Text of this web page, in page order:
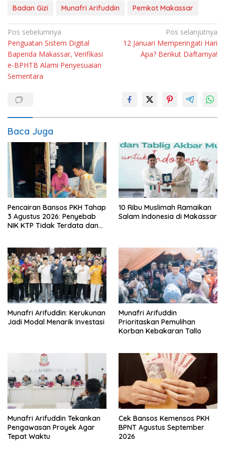
Badan Gizi Munafri Arifuddin Pemkot Makassar
Navigasi
pos
Pos sebelumnya
Penguatan Sistem Digital
Bapenda Makassar, Verifikasi
e-BPHTB Alami Penyesuaian
Sementara
Pos selanjutnya
12 Januari Memperingati Hari
Apa? Berikut Daftarnya!
Baca Juga
Pencairan Bansos PKH Tahap
3 Agustus 2026: Penyebab
NIK KTP Tidak Terdata dan
10 Ribu Muslimah Ramaikan
Salam Indonesia di Makassar
Munafri Arifuddin: Kerukunan
Jadi Modal Menarik Investasi
Munafri Arifuddin
Prioritaskan Pemulihan
Korban Kebakaran Tallo
Munafri Arifuddin Tekankan
Pengawasan Proyek Agar
Tepat Waktu
Cek Bansos Kemensos PKH
BPNT Agustus September
2026